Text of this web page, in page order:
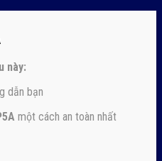
này:
dẫn bạn
một cách an toàn nhất